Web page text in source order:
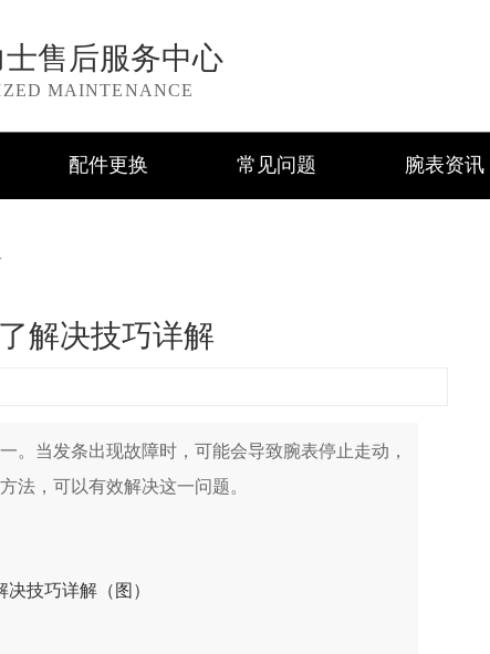
售后服务中心
MAINTENANCE
配件更换 常见问题 腕表资讯
解决技巧详解
当发条出现故障时，可能会导致腕表停止走动，
法，可以有效解决这一问题。